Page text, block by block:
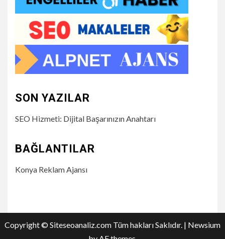
SON YAZILAR
SEO Hizmeti: Dijital Başarınızın Anahtarı
BAĞLANTILAR
Konya Reklam Ajansı
Copyright © Siteseoanaliz.com Tüm hakları Saklıdır. | Newsium